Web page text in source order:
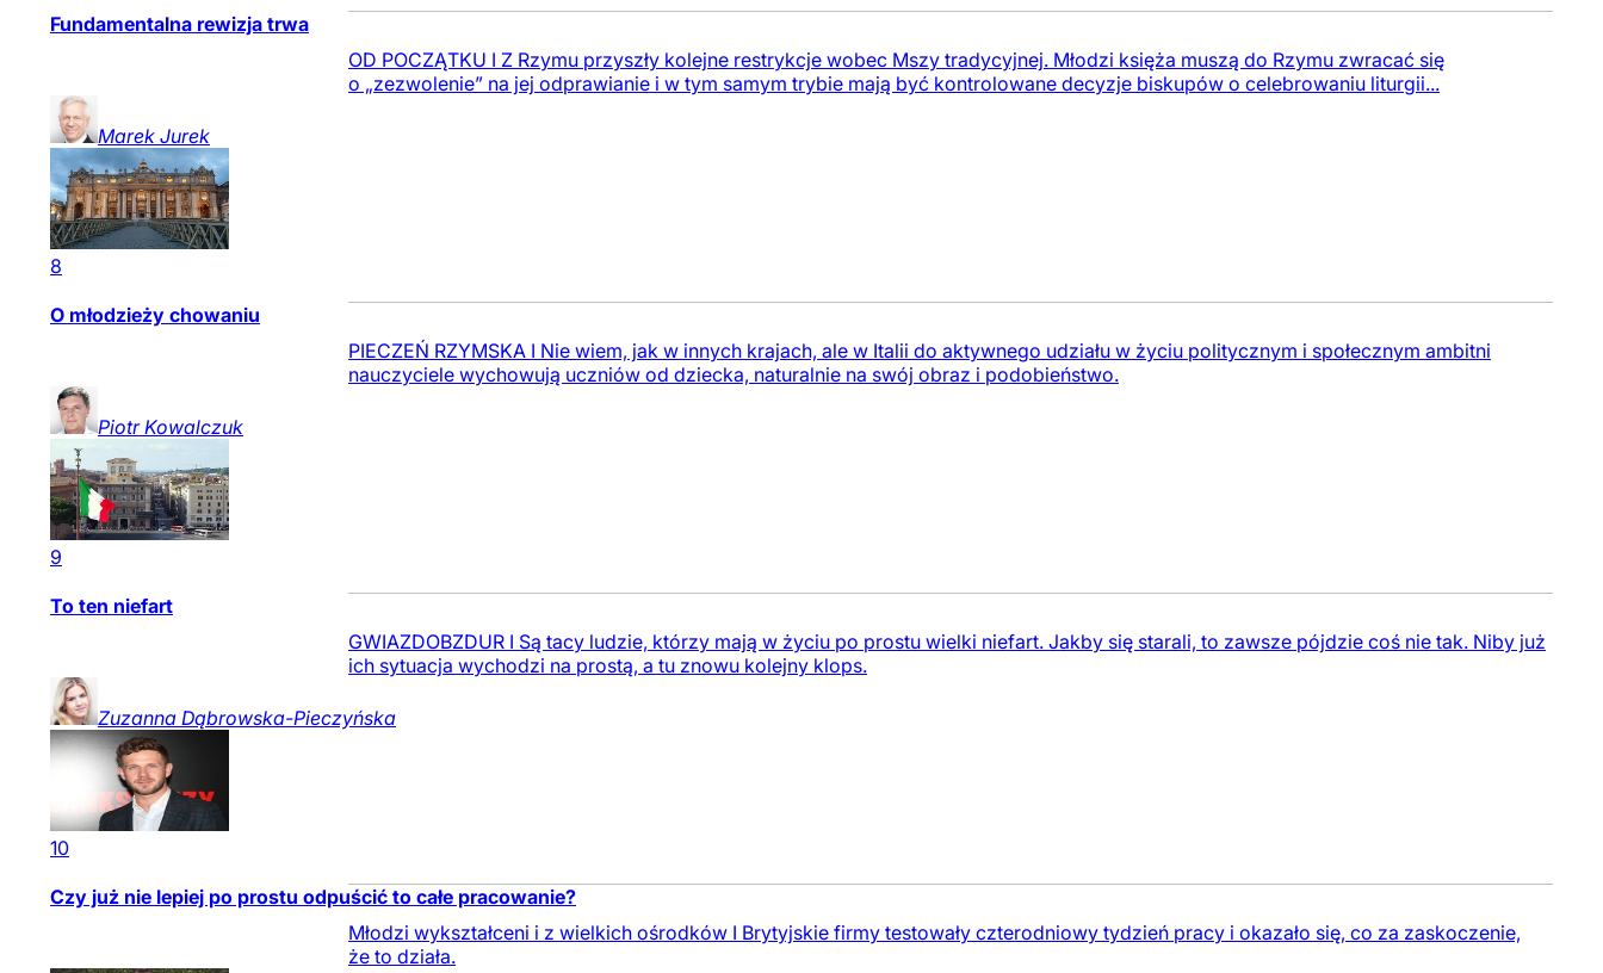
Fundamentalna rewizja trwa
OD POCZĄTKU I Z Rzymu przyszły kolejne restrykcje wobec Mszy tradycyjnej. Młodzi księża muszą do Rzymu zwracać się
o „zezwolenie” na jej odprawianie i w tym samym trybie mają być kontrolowane decyzje biskupów o celebrowaniu liturgii...
Marek Jurek
8
O młodzieży chowaniu
PIECZEŃ RZYMSKA I Nie wiem, jak w innych krajach, ale w Italii do aktywnego udziału w życiu politycznym i społecznym ambitni
nauczyciele wychowują uczniów od dziecka, naturalnie na swój obraz i podobieństwo.
Piotr Kowalczuk
9
To ten niefart
GWIAZDOBZDUR I Są tacy ludzie, którzy mają w życiu po prostu wielki niefart. Jakby się starali, to zawsze pójdzie coś nie tak. Niby już
ich sytuacja wychodzi na prostą, a tu znowu kolejny klops.
Zuzanna Dąbrowska-Pieczyńska
10
Czy już nie lepiej po prostu odpuścić to całe pracowanie?
Młodzi wykształceni i z wielkich ośrodków I Brytyjskie firmy testowały czterodniowy tydzień pracy i okazało się, co za zaskoczenie,
że to działa.